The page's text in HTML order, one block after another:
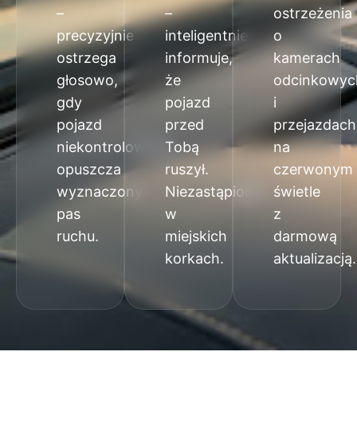
–
precyzyjnie
ostrzega
głosowo,
gdy
pojazd
niekontrolowanie
opuszcza
wyznaczony
pas
ruchu.
–
inteligentnie
informuje,
że
pojazd
przed
Tobą
ruszył.
Niezastąpione
w
miejskich
korkach.
ostrzeżenia
o
kamerach
i
przejazdach
na
czerwonym
świetle
z
darmową
aktualizacją.